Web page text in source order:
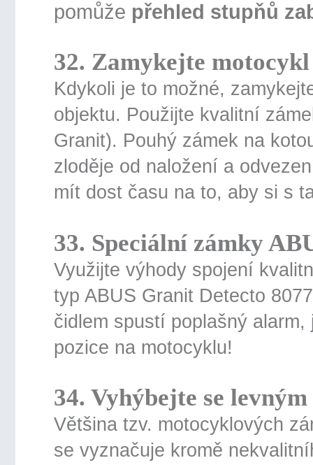
pomůže přehled stupňů
32. Zamykejte
Kdykoli je to možné,
objektu. Použijte kvalitní
Granit). Pouhý zámek na
zloděje od naložení a
mít dost času na to, aby si s
33. Speciální zámky
Využijte výhody spojení
typ ABUS Granit Detecto
čidlem spustí poplašný
pozice na motocyklu!
34. Vyhýbejte se
Většina tzv. motocyklových
se vyznačuje kromě